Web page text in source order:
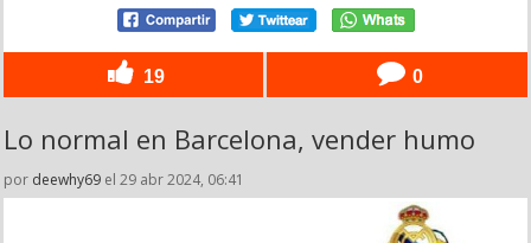
19 0
Lo normal en Barcelona, vender humo
por deewhy69 el 29 abr 2024, 06:41